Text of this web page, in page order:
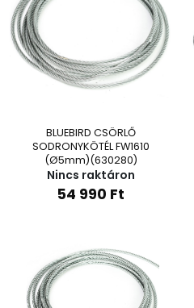
BLUEBIRD CSÖRLŐ
SODRONYKÖTÉL FW1610
(Ø5mm)(630280)
Nincs raktáron
54 990 Ft